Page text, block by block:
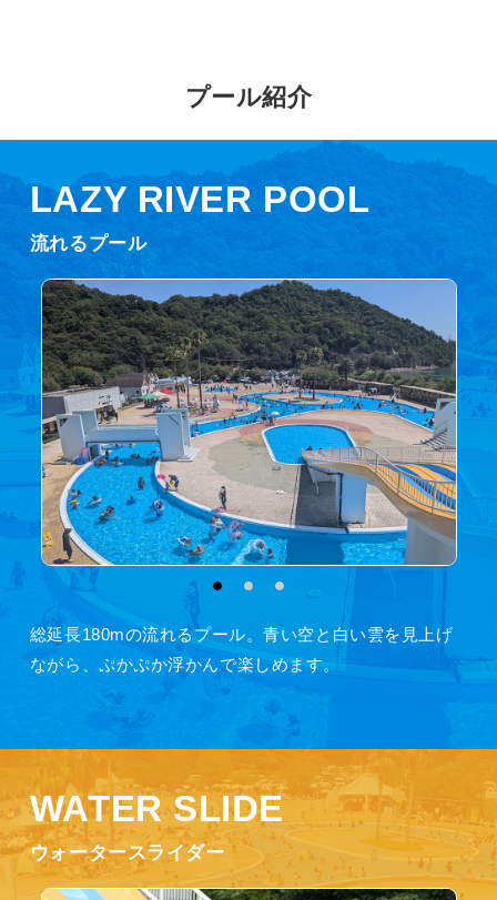
プール紹介
総延長180mの流れるプール。青い空と白い雲を見上げ
ながら、ぷかぷか浮かんで楽しめます。
LAZY RIVER POOL
流れるプール
WATER SLIDE
ウォータースライダー